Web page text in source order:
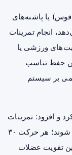
یا پاشنه‌های
انجام تمرینات
ورزشی یا
حفظ تناسب
بر سیستم
و افزود: تمرینات
کششی ساق و کف‌پا باید اصولی و مداوم انجام شوند؛ هر حرکت ۳۰
همچنین تقویت عضلات